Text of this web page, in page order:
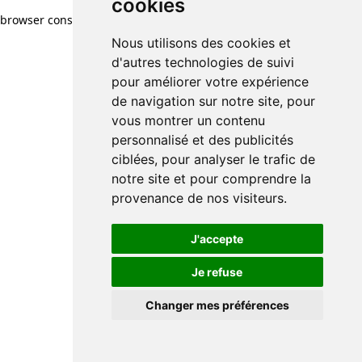
cookies
Nous utilisons des cookies et
d'autres technologies de suivi
pour améliorer votre expérience
de navigation sur notre site, pour
vous montrer un contenu
personnalisé et des publicités
ciblées, pour analyser le trafic de
notre site et pour comprendre la
provenance de nos visiteurs.
J'accepte
Je refuse
Changer mes préférences
browser console for more information)